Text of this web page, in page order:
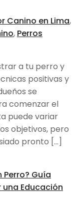
Canino en Lima,
, Perros
a tu perro y
positivas y
se
comenzar el
puede variar
objetivos, pero
pronto […]